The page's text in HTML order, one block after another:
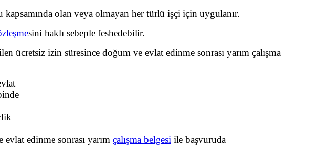
kapsamında olan veya olmayan her türlü işçi için uygulanır.
sini haklı sebeple feshedebilir.
ücretsiz izin süresince doğum ve evlat edinme sonrası yarım çalışma
edinme sonrası yarım çalışma belgesi ile başvuruda